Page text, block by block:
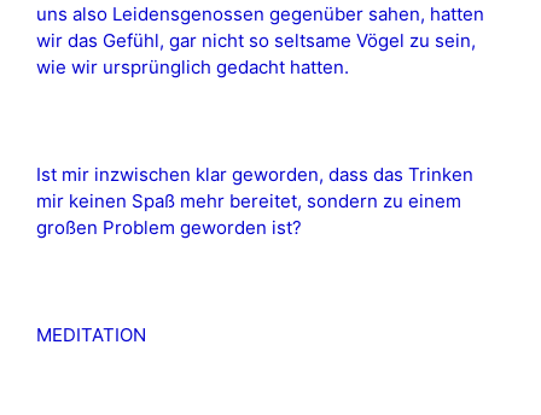
uns also Leidensgenossen gegenüber sahen, hatten
wir das Gefühl, gar nicht so seltsame Vögel zu sein,
wie wir ursprünglich gedacht hatten.
Ist mir inzwischen klar geworden, dass das Trinken
mir keinen Spaß mehr bereitet, sondern zu einem
großen Problem geworden ist?
MEDITATION